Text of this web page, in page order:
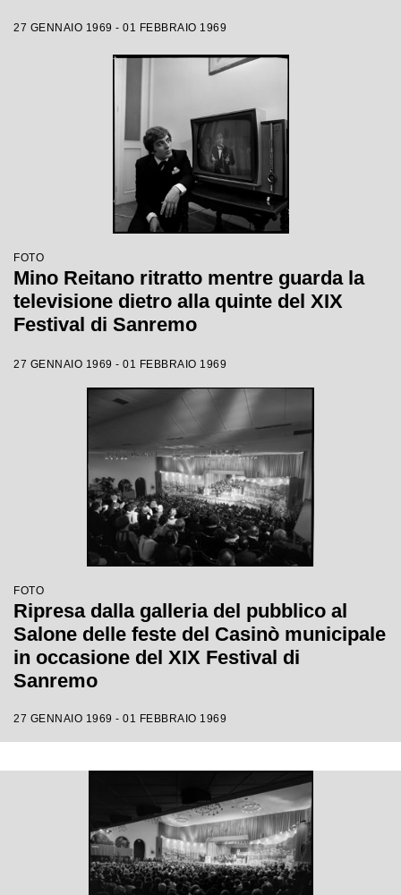
27 GENNAIO 1969 - 01 FEBBRAIO 1969
FOTO
Mino Reitano ritratto mentre guarda la
televisione dietro alla quinte del XIX
Festival di Sanremo
27 GENNAIO 1969 - 01 FEBBRAIO 1969
FOTO
Ripresa dalla galleria del pubblico al
Salone delle feste del Casinò municipale
in occasione del XIX Festival di
Sanremo
27 GENNAIO 1969 - 01 FEBBRAIO 1969